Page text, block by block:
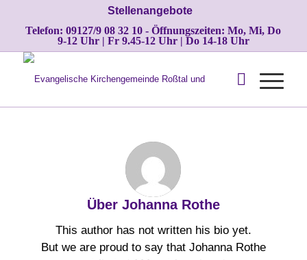
Stellenangebote
Telefon: 09127/9 08 32 10 - Öffnungszeiten: Mo, Mi, Do
9-12 Uhr | Fr 9.45-12 Uhr | Do 14-18 Uhr
Über Johanna Rothe
This author has not written his bio yet.
But we are proud to say that Johanna Rothe